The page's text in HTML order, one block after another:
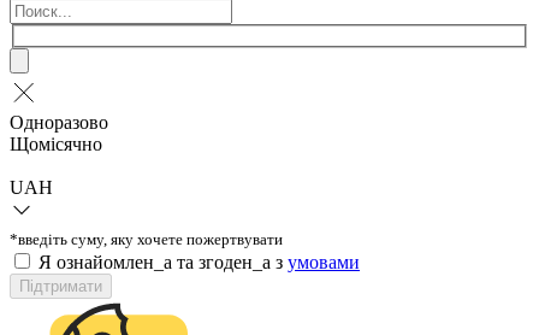
Одноразово
Щомісячно
UAH
*введіть суму, яку хочете пожертвувати
Я ознайомлен_а та згоден_а з умовами
Підтримати